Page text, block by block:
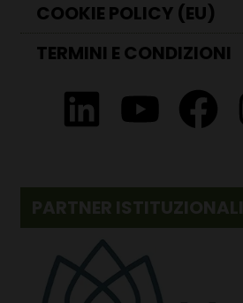
COOKIE POLICY (EU)
TERMINI E CONDIZIONI
PARTNER ISTITUZIONALI